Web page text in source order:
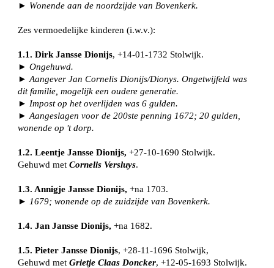
► Wonende aan de noordzijde van Bovenkerk.
Zes vermoedelijke kinderen (i.w.v.):
1.1. Dirk Jansse Dionijs, +14-01-1732 Stolwijk.
► Ongehuwd.
► Aangever Jan Cornelis Dionijs/Dionys. Ongetwijfeld was
dit familie, mogelijk een oudere generatie.
► Impost op het overlijden was 6 gulden.
► Aangeslagen voor de 200ste penning 1672; 20 gulden,
wonende op 't dorp.
1.2. Leentje Jansse Dionijs,+27-10-1690 Stolwijk.
Gehuwd metCornelis Versluys.
1.3. Annigje Jansse Dionijs,+na 1703.
► 1679; wonende op de zuidzijde van Bovenkerk.
1.4. Jan Jansse Dionijs,+na 1682.
1.5. Pieter Jansse Dionijs, +28-11-1696 Stolwijk,
Gehuwd metGrietje Claas Doncker, +12-05-1693 Stolwijk.